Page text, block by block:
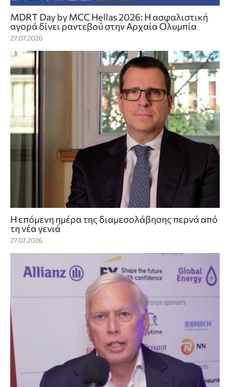
MDRT Day by MCC Hellas 2026: Η ασφαλιστική
αγορά δίνει ραντεβού στην Αρχαία Ολυμπία
27.07.2026
Η επόμενη ημέρα της διαμεσολάβησης περνά από
τη νέα γενιά
27.07.2026